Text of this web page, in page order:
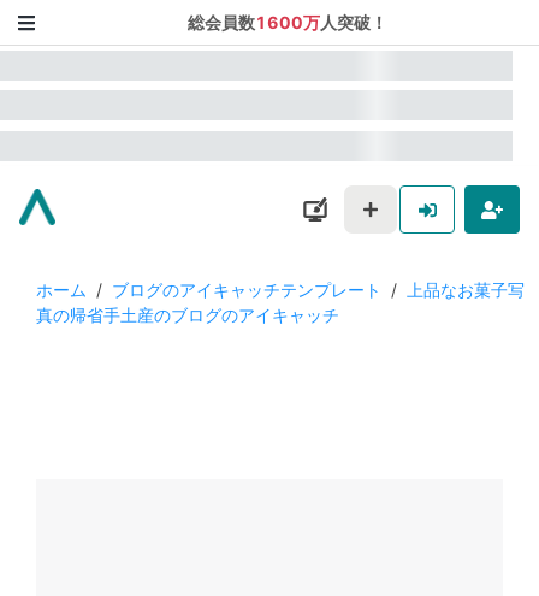
総会員数1600万人突破！
ホーム / ブログのアイキャッチテンプレート /
上品なお菓子写
真の帰省手土産のブログのアイキャッチ